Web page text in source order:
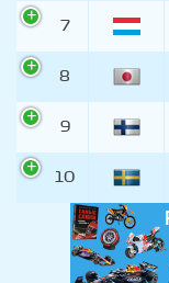
7
8
9
10